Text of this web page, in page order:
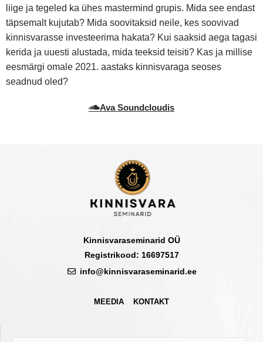
liige ja tegeled ka ühes mastermind grupis. Mida see endast
täpsemalt kujutab? Mida soovitaksid neile, kes soovivad
kinnisvarasse investeerima hakata? Kui saaksid aega tagasi
kerida ja uuesti alustada, mida teeksid teisiti? Kas ja millise
eesmärgi omale 2021. aastaks kinnisvaraga seoses
seadnud oled?
Ava Soundcloudis
Kinnisvaraseminarid OÜ
Registrikood: 16697517
info@kinnisvaraseminarid.ee
MEEDIA KONTAKT